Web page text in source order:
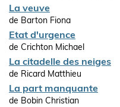
La veuve
de Barton Fiona
Etat d'urgence
de Crichton Michael
La citadelle des neiges
de Ricard Matthieu
La part manquante
de Bobin Christian